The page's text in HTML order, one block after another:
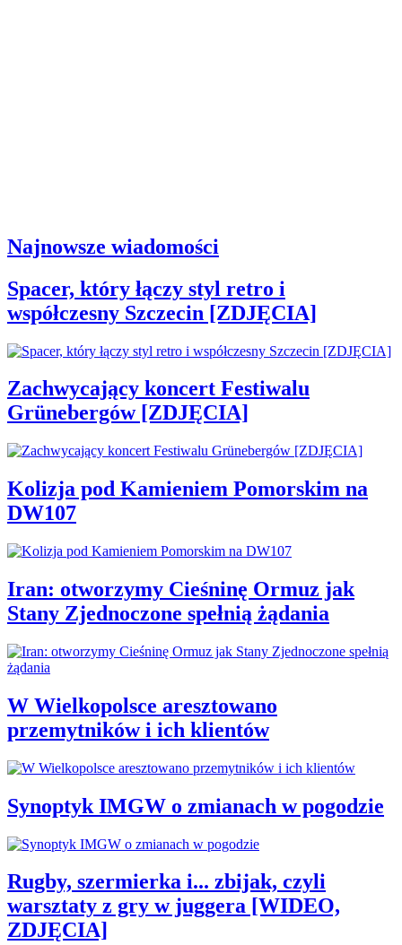
Najnowsze wiadomości
Spacer, który łączy styl retro i
współczesny Szczecin [ZDJĘCIA]
Zachwycający koncert Festiwalu
Grünebergów [ZDJĘCIA]
Kolizja pod Kamieniem Pomorskim na
DW107
Iran: otworzymy Cieśninę Ormuz jak
Stany Zjednoczone spełnią żądania
W Wielkopolsce aresztowano
przemytników i ich klientów
Synoptyk IMGW o zmianach w pogodzie
Rugby, szermierka i... zbijak, czyli
warsztaty z gry w juggera [WIDEO,
ZDJĘCIA]